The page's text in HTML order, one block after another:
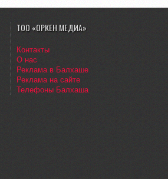
ТОО «ОРКЕН МЕДИА»
Контакты
О нас
Реклама в Балхаше
Реклама на сайте
Телефоны Балхаша